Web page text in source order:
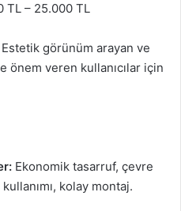
TL – 25.000 TL
Estetik görünüm arayan ve
önem veren kullanıcılar için
Ekonomik tasarruf, çevre
kolay montaj.